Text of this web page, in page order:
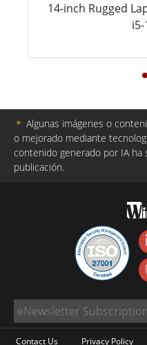
14-inch Rugged
＊ Algunas imágenes o
o mejorado mediante
contenido generado por IA ha
publicación.
Contact Us Privacy Policy